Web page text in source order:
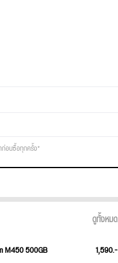
ก่อนซื้อทุกครั้ง*
ดูทั้งหมด
M450 500GB 1,590.-